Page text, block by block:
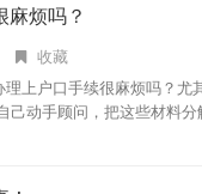
烦吗？
收藏
上户口手续很麻烦吗？
动手顾问，把这些材料